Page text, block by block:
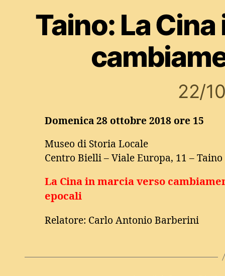
Taino: La
22/
Domenica 28 ottobre 2018 ore 15
Museo di Storia Locale
Centro Bielli – Viale Europa, 11 – Taino
La Cina in marcia verso
epocali
Relatore: Carlo Antonio Barberini